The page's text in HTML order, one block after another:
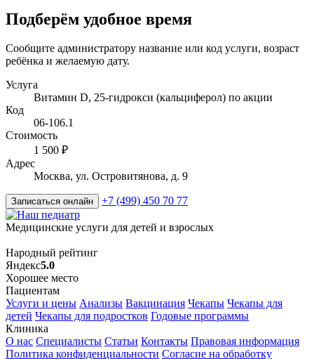
Подберём удобное время
Сообщите администратору название или код услуги, возраст
ребёнка и желаемую дату.
Услуга
Витамин D, 25-гидрокси (кальциферол) по акции
Код
06-106.1
Стоимость
1 500 ₽
Адрес
Москва, ул. Островитянова, д. 9
Записаться онлайн +7 (499) 450 70 77
Медицинские услуги для детей и взрослых
Народный рейтинг
Яндекс5.0
Хорошее место
Пациентам
Услуги и цены Анализы Вакцинация Чекапы Чекапы для
детей Чекапы для подростков Годовые программы
Клиника
О нас Специалисты Статьи Контакты Правовая информация
Политика конфиденциальности Согласие на обработку